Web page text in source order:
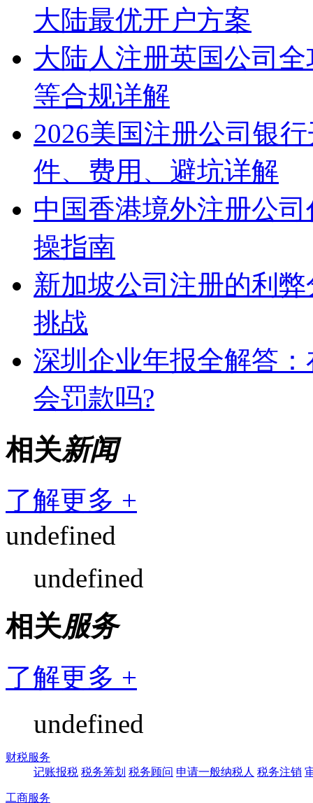
大陆最优开户方案
大陆人注册英国公司
等合规详解
2026美国注册公司银
件、费用、避坑详解
中国香港境外注册公
操指南
新加坡公司注册的利
挑战
深圳企业年报全解答
会罚款吗?
相关新闻
了解更多 +
undefined
undefined
相关服务
了解更多 +
undefined
财税服务
记账报税 税务筹划 税务顾问 申请一般纳税人 税务注销
工商服务